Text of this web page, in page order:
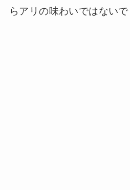
らアリの味わいではないで